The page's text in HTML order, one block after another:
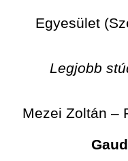
Egyesület
Legjobb
Mezei Zoltán –